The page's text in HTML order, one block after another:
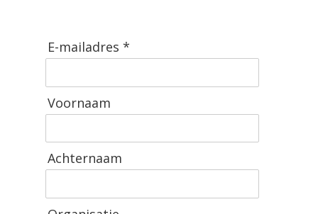
E-mailadres *
Voornaam
Achternaam